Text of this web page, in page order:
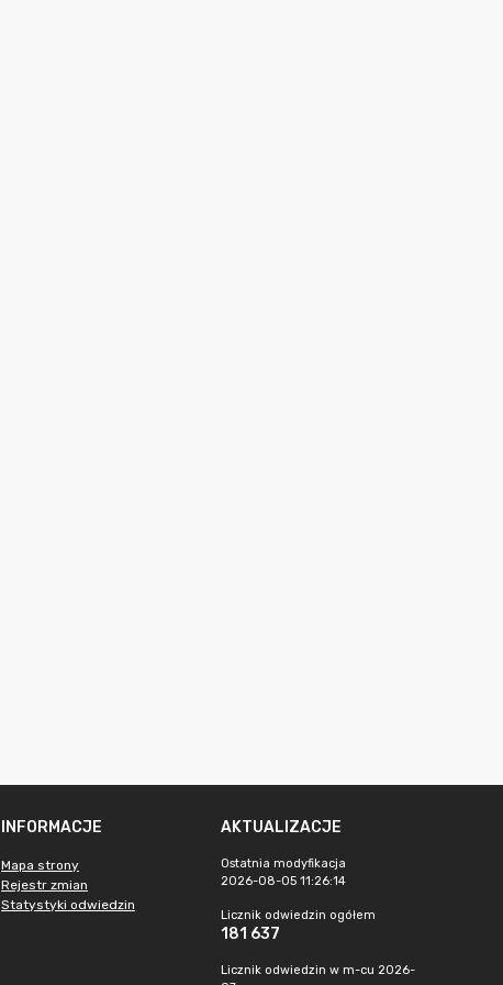
INFORMACJE
Mapa strony
Rejestr zmian
Statystyki odwiedzin
AKTUALIZACJE
Ostatnia modyfikacja
2026-08-05 11:26:14
Licznik odwiedzin ogółem
181 637
Licznik odwiedzin w m-cu 2026-